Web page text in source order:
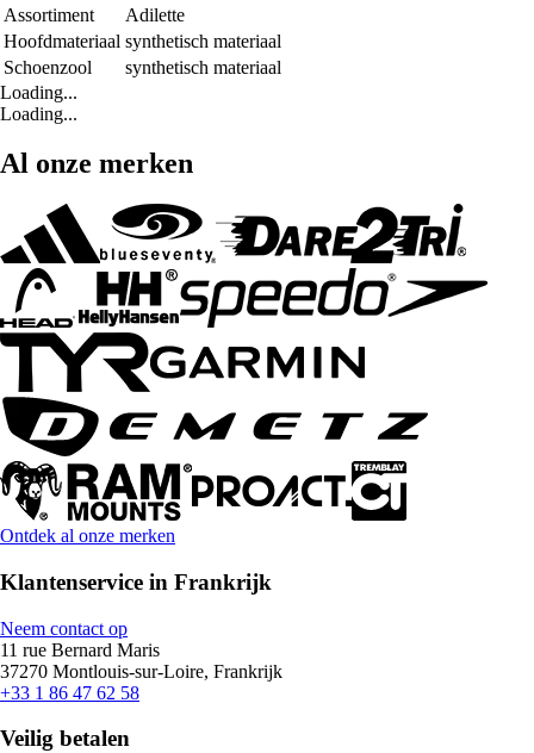
Assortiment
Adilette
Hoofdmateriaal synthetisch materiaal
Schoenzool
synthetisch materiaal
Loading...
Loading...
Al onze merken
Ontdek al onze merken
Klantenservice in Frankrijk
Neem contact op
11 rue Bernard Maris
37270 Montlouis-sur-Loire, Frankrijk
+33 1 86 47 62 58
Veilig betalen